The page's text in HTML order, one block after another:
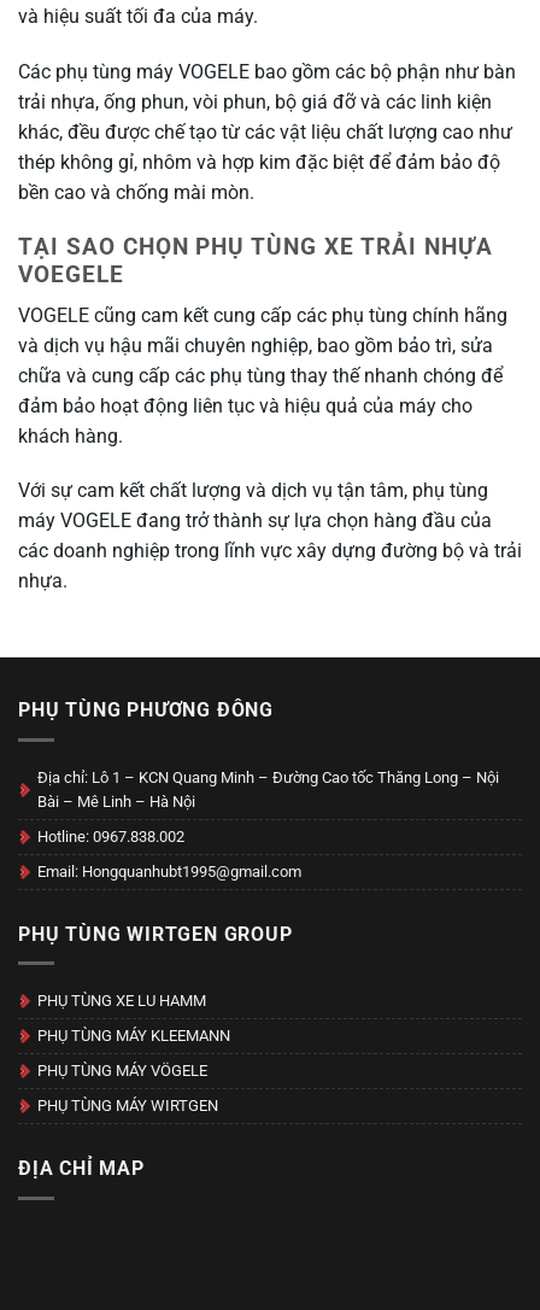
và hiệu suất tối đa của máy.
Các phụ tùng máy VOGELE bao gồm các bộ phận như bàn
trải nhựa, ống phun, vòi phun, bộ giá đỡ và các linh kiện
khác, đều được chế tạo từ các vật liệu chất lượng cao như
thép không gỉ, nhôm và hợp kim đặc biệt để đảm bảo độ
bền cao và chống mài mòn.
TẠI SAO CHỌN PHỤ TÙNG XE TRẢI NHỰA
VOEGELE
VOGELE cũng cam kết cung cấp các phụ tùng chính hãng
và dịch vụ hậu mãi chuyên nghiệp, bao gồm bảo trì, sửa
chữa và cung cấp các phụ tùng thay thế nhanh chóng để
đảm bảo hoạt động liên tục và hiệu quả của máy cho
khách hàng.
Với sự cam kết chất lượng và dịch vụ tận tâm, phụ tùng
máy VOGELE đang trở thành sự lựa chọn hàng đầu của
các doanh nghiệp trong lĩnh vực xây dựng đường bộ và trải
nhựa.
PHỤ TÙNG PHƯƠNG ĐÔNG
Địa chỉ: Lô 1 – KCN Quang Minh – Đường Cao tốc Thăng Long – Nội
Bài – Mê Linh – Hà Nội
Hotline: 0967.838.002
Email: Hongquanhubt1995@gmail.com
PHỤ TÙNG WIRTGEN GROUP
PHỤ TÙNG XE LU HAMM
PHỤ TÙNG MÁY KLEEMANN
PHỤ TÙNG MÁY VÖGELE
PHỤ TÙNG MÁY WIRTGEN
ĐỊA CHỈ MAP